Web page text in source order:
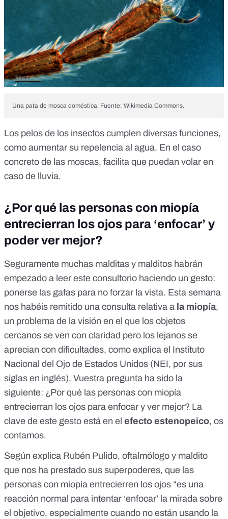
Una pata de mosca doméstica. Fuente: Wikimedia Commons.
Los pelos de los insectos cumplen diversas funciones,
como aumentar su repelencia al agua. En el caso
concreto de las moscas, facilita que puedan volar en
caso de lluvia.
¿Por qué las personas con miopía
entrecierran los ojos para ‘enfocar’ y
poder ver mejor?
Seguramente muchas malditas y malditos habrán
empezado a leer este consultorio haciendo un gesto:
ponerse las gafas para no forzar la vista. Esta semana
nos habéis remitido una consulta relativa a la miopía,
un problema de la visión en el que los objetos
cercanos se ven con claridad pero los lejanos se
aprecian con dificultades, como explica el Instituto
Nacional del Ojo de Estados Unidos (NEI, por sus
siglas en inglés). Vuestra pregunta ha sido la
siguiente: ¿Por qué las personas con miopía
entrecierran los ojos para enfocar y ver mejor? La
clave de este gesto está en el efecto estenopeico, os
contamos.
Según explica Rubén Pulido, oftalmólogo y maldito
que nos ha prestado sus superpoderes, que las
personas con miopía entrecierren los ojos “es una
reacción normal para intentar ‘enfocar’ la mirada sobre
el objetivo, especialmente cuando no están usando la